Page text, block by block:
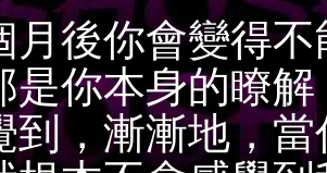
你會變得不
是你本身的瞭
到，漸漸地，